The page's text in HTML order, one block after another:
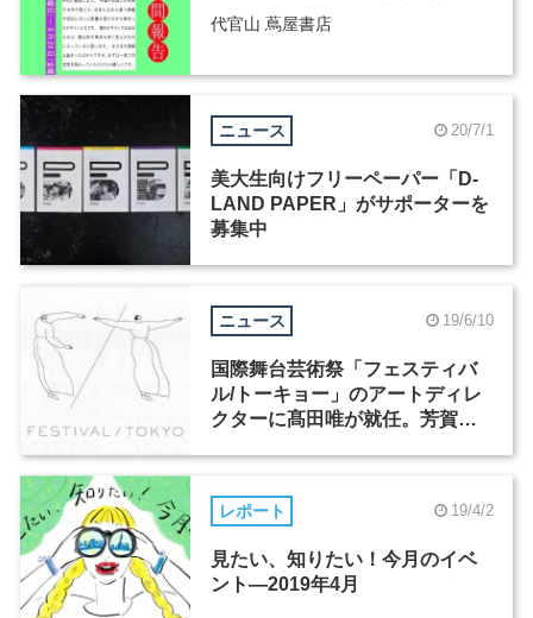
代官山 蔦屋書店
ニュース 20/7/1
美大生向けフリーペーパー「D-
LAND PAPER」がサポーターを
募集中
ニュース 19/6/10
国際舞台芸術祭「フェスティバ
ル/トーキョー」のアートディレ
クターに髙田唯が就任。芳賀あ
レポート 19/4/2
見たい、知りたい！今月のイベ
ント―2019年4月